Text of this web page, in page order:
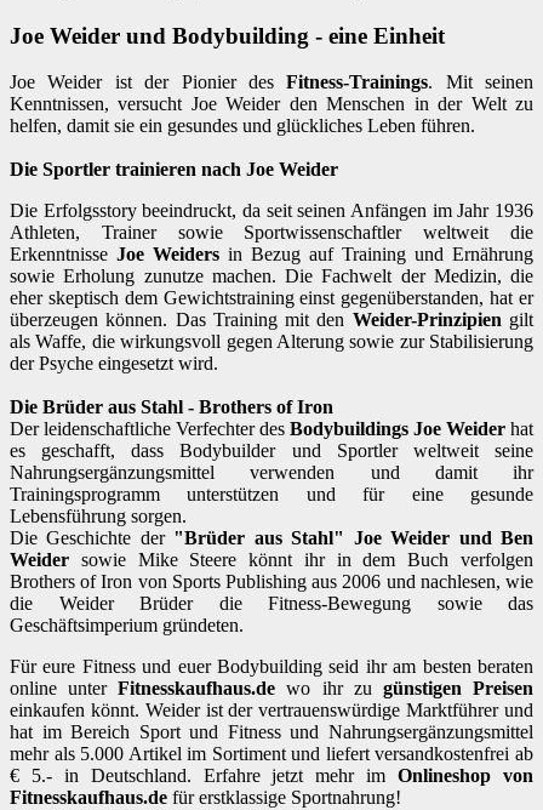
Joe Weider und Bodybuilding - eine Einheit
Joe Weider ist der Pionier desFitness-Trainings. Mit seinen
Kenntnissen, versucht Joe Weider den Menschen in der Welt zu
helfen, damit sie ein gesundes und glückliches Leben führen.
Die Sportler trainieren nach Joe Weider
Die Erfolgsstory beeindruckt, da seit seinen Anfängen im Jahr 1936
Athleten, Trainer sowie Sportwissenschaftler weltweit die
Erkenntnisse Joe Weiders in Bezug auf Training und Ernährung
sowie Erholung zunutze machen. Die Fachwelt der Medizin, die
eher skeptisch dem Gewichtstraining einst gegenüberstanden, hat er
überzeugen können. Das Training mit den Weider-Prinzipiengilt
als Waffe, die wirkungsvoll gegen Alterung sowie zur Stabilisierung
der Psyche eingesetzt wird.
Die Brüder aus Stahl - Brothers of Iron
Der leidenschaftliche Verfechter des Bodybuildings Joe Weider hat
es geschafft, dass Bodybuilder und Sportler weltweit seine
Nahrungsergänzungsmittel verwenden und damit ihr
Trainingsprogramm unterstützen und für eine gesunde
Lebensführung sorgen.
Die Geschichte der "Brüder aus Stahl" Joe Weider und Ben
Weider sowie Mike Steere könnt ihr in dem Buch verfolgen
Brothers of Iron von Sports Publishing aus 2006 und nachlesen, wie
die Weider Brüder die Fitness-Bewegung sowie das
Geschäftsimperium gründeten.
Für eure Fitness und euer Bodybuilding seid ihr am besten beraten
online unterFitnesskaufhaus.de wo ihr zu günstigen Preisen
einkaufen könnt. Weider ist der vertrauenswürdige Marktführer und
hat im Bereich Sport und Fitness und Nahrungsergänzungsmittel
mehr als 5.000 Artikel im Sortiment und liefert versandkostenfrei ab
€ 5.- in Deutschland. Erfahre jetzt mehr imOnlineshop von
Fitnesskaufhaus.de für erstklassige Sportnahrung!